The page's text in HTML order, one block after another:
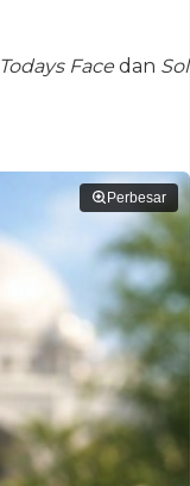
Todays Facedan Sol
Perbesar